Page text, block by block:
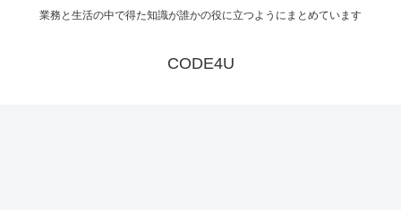
業務と生活の中で得た知識が誰かの役に立つようにまとめています
CODE4U